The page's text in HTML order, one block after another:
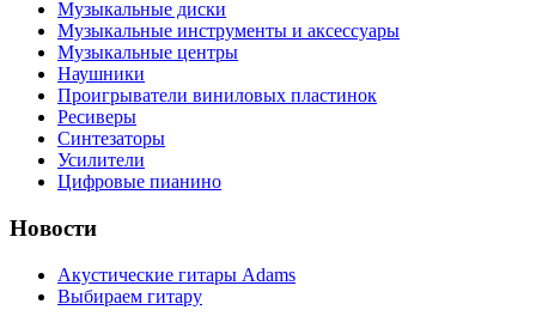
Музыкальные диски
Музыкальные инструменты и аксессуары
Музыкальные центры
Наушники
Проигрыватели виниловых пластинок
Ресиверы
Синтезаторы
Усилители
Цифровые пианино
Новости
Акустические гитары Adams
Выбираем гитару